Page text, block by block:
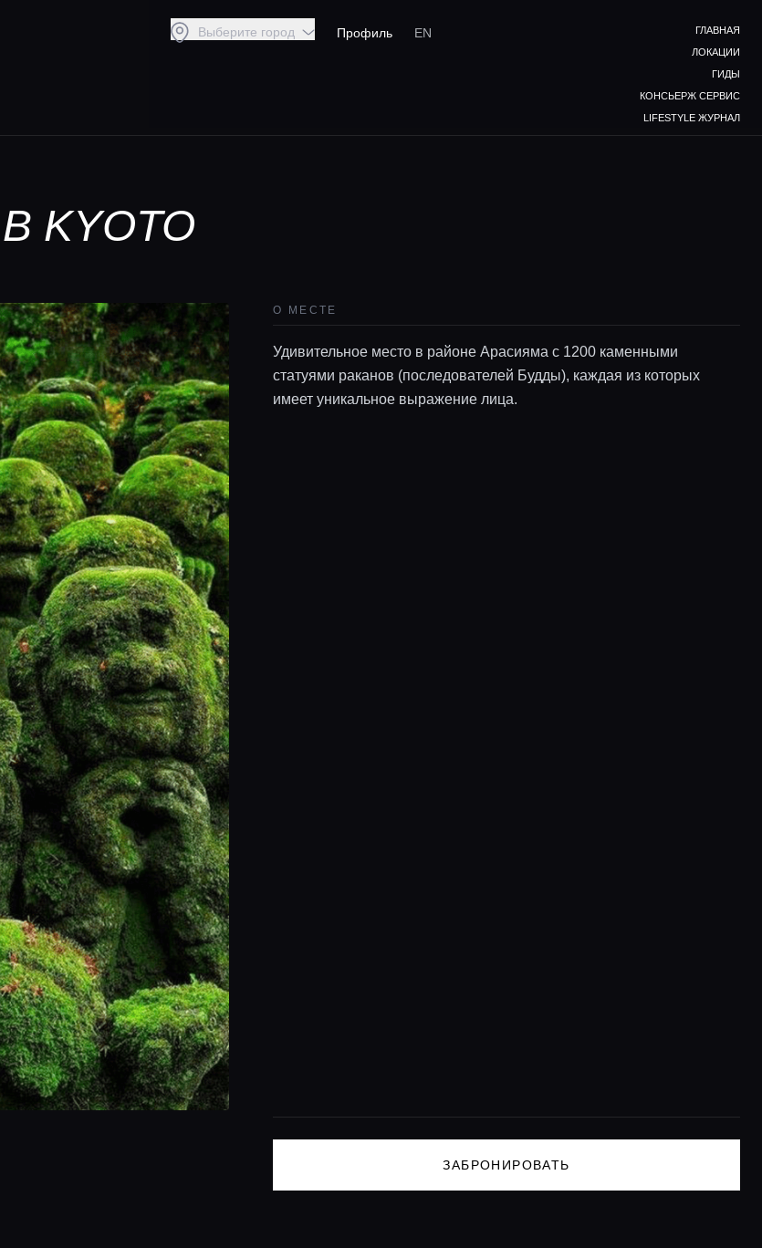
Выберите город Профиль EN
ГЛАВНАЯ
ЛОКАЦИИ
ГИДЫ
КОНСЬЕРЖ СЕРВИС
LIFESTYLE ЖУРНАЛ
KYOTO
О МЕСТЕ
Удивительное место в районе Арасияма с 1200 каменными
статуями раканов (последователей Будды), каждая из которых
имеет уникальное выражение лица.
ЗАБРОНИРОВАТЬ